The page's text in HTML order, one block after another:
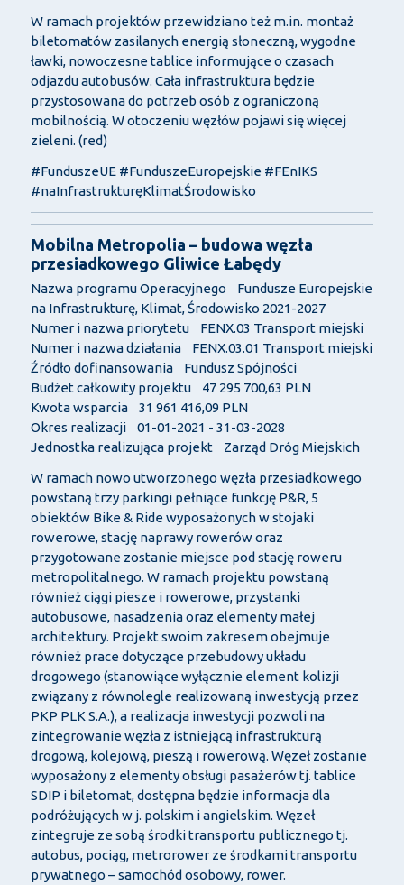
W ramach projektów przewidziano też m.in. montaż
biletomatów zasilanych energią słoneczną, wygodne
ławki, nowoczesne tablice informujące o czasach
odjazdu autobusów. Cała infrastruktura będzie
przystosowana do potrzeb osób z ograniczoną
mobilnością. W otoczeniu węzłów pojawi się więcej
zieleni. (red)
#FunduszeUE #FunduszeEuropejskie #FEnIKS
#naInfrastrukturęKlimatŚrodowisko
Mobilna Metropolia – budowa węzła
przesiadkowego Gliwice Łabędy
Nazwa programu Operacyjnego Fundusze Europejskie
na Infrastrukturę, Klimat, Środowisko 2021-2027
Numer i nazwa priorytetu FENX.03 Transport miejski
Numer i nazwa działania FENX.03.01 Transport miejski
Źródło dofinansowania Fundusz Spójności
Budżet całkowity projektu 47 295 700,63 PLN
Kwota wsparcia 31 961 416,09 PLN
Okres realizacji 01-01-2021 - 31-03-2028
Jednostka realizująca projekt Zarząd Dróg Miejskich
W ramach nowo utworzonego węzła przesiadkowego
powstaną trzy parkingi pełniące funkcję P&R, 5
obiektów Bike & Ride wyposażonych w stojaki
rowerowe, stację naprawy rowerów oraz
przygotowane zostanie miejsce pod stację roweru
metropolitalnego. W ramach projektu powstaną
również ciągi piesze i rowerowe, przystanki
autobusowe, nasadzenia oraz elementy małej
architektury. Projekt swoim zakresem obejmuje
również prace dotyczące przebudowy układu
drogowego (stanowiące wyłącznie element kolizji
związany z równolegle realizowaną inwestycją przez
PKP PLK S.A.), a realizacja inwestycji pozwoli na
zintegrowanie węzła z istniejącą infrastrukturą
drogową, kolejową, pieszą i rowerową. Węzeł zostanie
wyposażony z elementy obsługi pasażerów tj. tablice
SDIP i biletomat, dostępna będzie informacja dla
podróżujących w j. polskim i angielskim. Węzeł
zintegruje ze sobą środki transportu publicznego tj.
autobus, pociąg, metrorower ze środkami transportu
prywatnego – samochód osobowy, rower.